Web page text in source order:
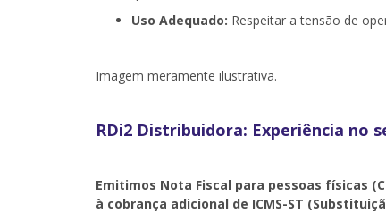
Uso Adequado: Respeitar a tensão de
Imagem meramente ilustrativa.
RDi2 Distribuidora: Experiência no
Emitimos Nota Fiscal para pessoas físicas
à cobrança adicional de ICMS-ST